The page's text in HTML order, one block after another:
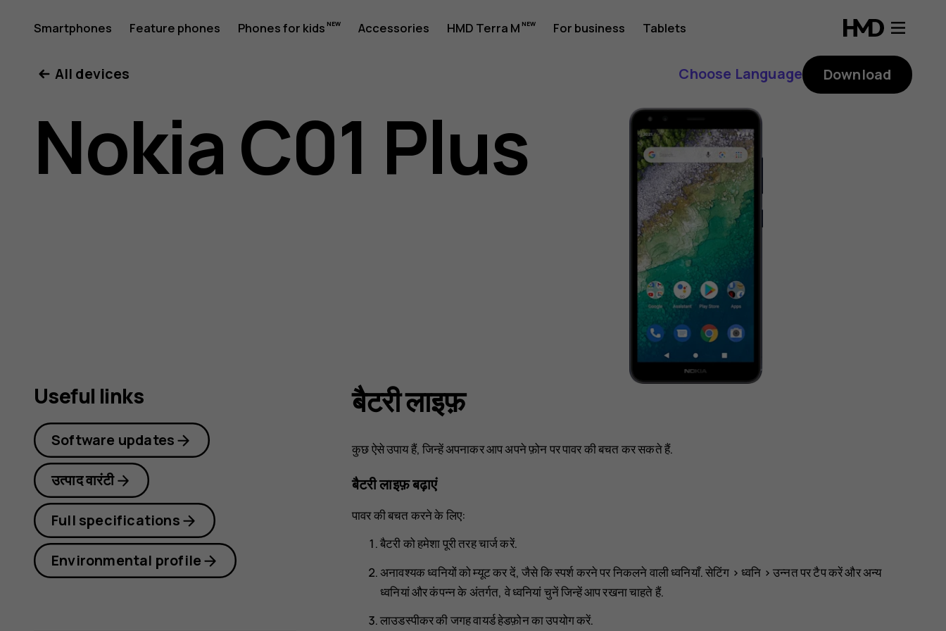
Nokia
C01
Plus
Smartphones Feature phones Phones for kids Accessories HMD Terra M For business Tablets
All devices Choose Language Download
Nokia C01 Plus
बैटरी लाइफ़
कुछ ऐसे उपाय हैं, जिन्हें अपनाकर आप अपने फ़ोन पर पावर की बचत कर सकते हैं.
बैटरी लाइफ़ बढ़ाएं
पावर की बचत करने के लिए:
बैटरी को हमेशा पूरी तरह चार्ज करें.
अनावश्यक ध्वनियों को म्यूट कर दें, जैसे कि स्पर्श करने पर निकलने वाली ध्वनियाँ.सेटिंग >ध्वनि >उन्नतपर टैप करें औरअन्य
ध्वनियां और कंपन्नके अंतर्गत, वे ध्वनियां चुनें जिन्हें आप रखना चाहते हैं.
लाउडस्पीकर की जगह वायर्ड हेडफ़ोन का उपयोग करें.
Useful links
Software updates
उत्पाद वारंटी
Full specifications
Environmental profile